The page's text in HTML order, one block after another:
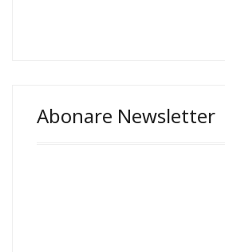
Abonare Newsletter